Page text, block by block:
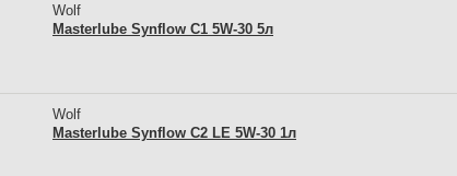
Wolf
Masterlube Synflow C1 5W-30 5л
Wolf
Masterlube Synflow C2 LE 5W-30 1л